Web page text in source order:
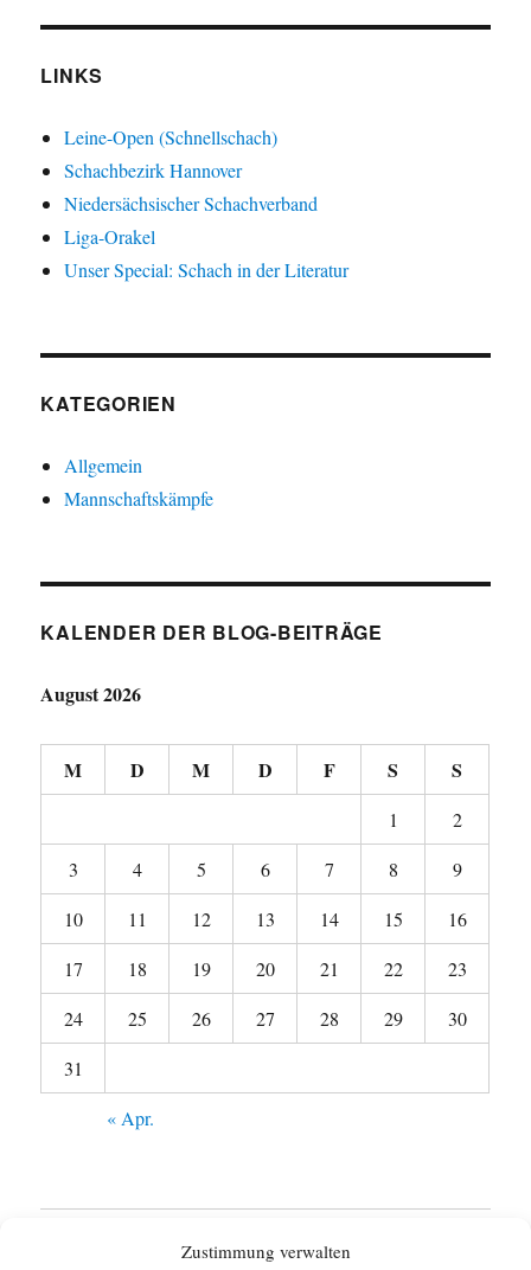
Zustimmung verwalten
LINKS
Leine-Open (Schnellschach)
Schachbezirk Hannover
Niedersächsischer Schachverband
Liga-Orakel
Unser Special: Schach in der Literatur
KATEGORIEN
Allgemein
Mannschaftskämpfe
KALENDER DER BLOG-BEITRÄGE
August 2026
M D M D F S S
1
2
3
4 5 6 7 8
9
10
11 12 13 14 15
16
17
18 19 20 21 22
23
24
25 26 27 28 29
30
31
« Apr.